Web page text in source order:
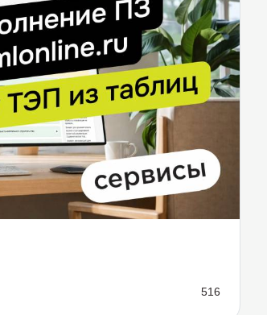
516